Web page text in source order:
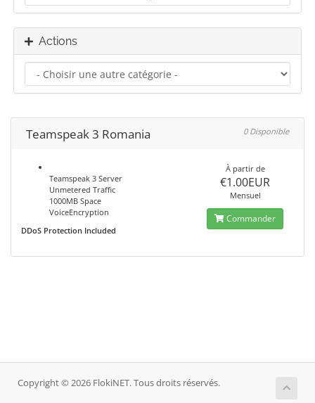
Actions
Teamspeak 3 Romania 0 Disponible
Teamspeak 3 Server
Unmetered Traffic
1000MB Space
VoiceEncryption
DDoS Protection Included
À partir de
€1.00EUR
Mensuel
Commander
Copyright © 2026 FlokiNET. Tous droits réservés.